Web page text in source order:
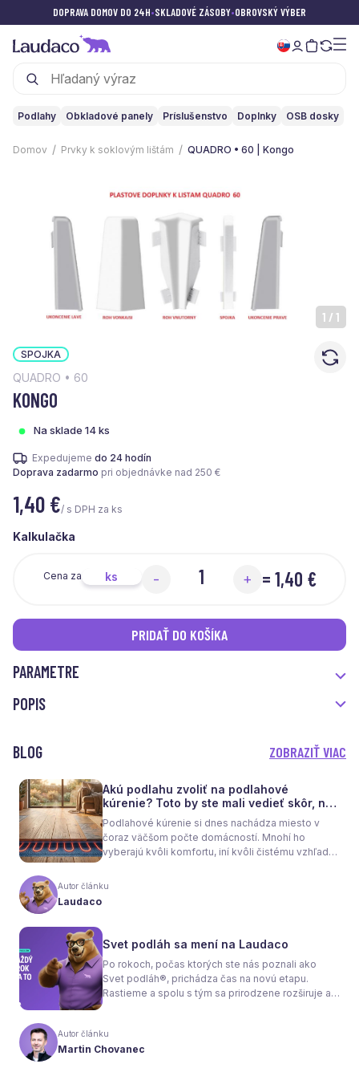
DOPRAVA DOMOV DO 24H•SKLADOVÉ ZÁSOBY•OBROVSKÝ VÝBER
Podlahy Obkladové panely Príslušenstvo Doplnky OSB dosky
Domov Prvky k soklovým lištám QUADRO • 60 | Kongo
1 / 1
SPOJKA
QUADRO • 60
KONGO
Na sklade 14 ks
Expedujeme do 24 hodín
Doprava zadarmo pri objednávke nad 250 €
1,40 €/ s DPH za ks
Kalkulačka
Cena za ks - + = 1,40 €
PRIDAŤ DO KOŠÍKA
PARAMETRE
POPIS
BLOG ZOBRAZIŤ VIAC
Akú podlahu zvoliť na podlahové
kúrenie? Toto by ste mali vedieť skôr, než
sa rozhodnete
Podlahové kúrenie si dnes nachádza miesto v
čoraz väčšom počte domácností. Mnohí ho
vyberajú kvôli komfortu, iní kvôli čistému vzhľadu
nielen na pocit tepla v miestnosti, ale aj na
spotrebu energie a celkové fungovanie kúrenia.
Autor článku
Laudaco
Svet podláh sa mení na Laudaco
Po rokoch, počas ktorých ste nás poznali ako
Svet podláh®, prichádza čas na novú etapu.
Rastieme a spolu s tým sa prirodzene rozširuje aj
vizuálnou identitou. Naším cieľom je, aby každý
váš krok stál za to.
Autor článku
Martin Chovanec